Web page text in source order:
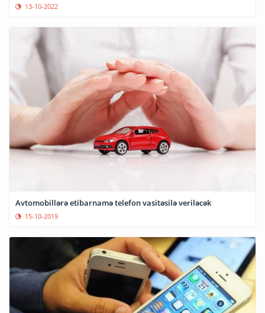
13-10-2022
Avtomobillərə etibarnamə telefon vasitəsilə veriləcək
15-10-2019